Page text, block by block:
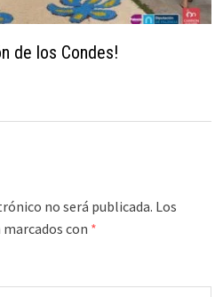
de los Condes!
no será publicada. Los
con *